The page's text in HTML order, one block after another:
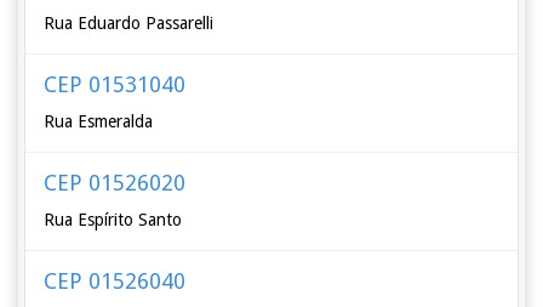
Rua Eduardo Passarelli
CEP 01531040
Rua Esmeralda
CEP 01526020
Rua Espírito Santo
CEP 01526040